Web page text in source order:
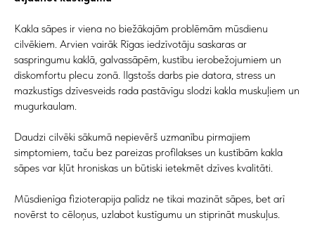
Kakla sāpes ir viena no biežākajām problēmām mūsdienu
cilvēkiem. Arvien vairāk Rīgas iedzīvotāju saskaras ar
saspringumu kaklā, galvassāpēm, kustību ierobežojumiem un
diskomfortu plecu zonā. Ilgstošs darbs pie datora, stress un
mazkustīgs dzīvesveids rada pastāvīgu slodzi kakla muskuļiem un
mugurkaulam.
Daudzi cilvēki sākumā nepievērš uzmanību pirmajiem
simptomiem, taču bez pareizas profilakses un kustībām kakla
sāpes var kļūt hroniskas un būtiski ietekmēt dzīves kvalitāti.
Mūsdienīga fizioterapija palīdz ne tikai mazināt sāpes, bet arī
novērst to cēloņus, uzlabot kustīgumu un stiprināt muskuļus.